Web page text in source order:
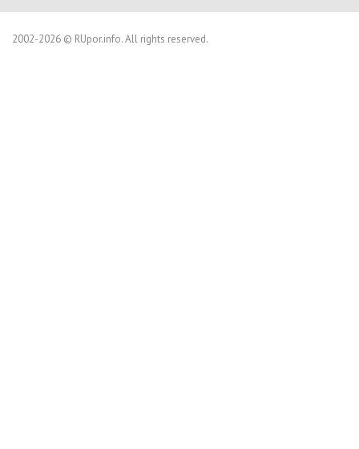
2002-2026 © RUpor.info. All rights reserved.